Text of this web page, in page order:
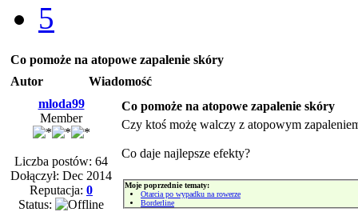
5
Co pomoże na atopowe zapalenie skóry
Autor
Wiadomość
mloda99
Member
Liczba postów: 64
Dołączył: Dec 2014
Reputacja: 0
Status:
Co pomoże na atopowe zapalenie skóry
Czy ktoś możę walczy z atopowym
Co daje najlepsze efekty?
Moje poprzednie tematy:
Otarcia po wypadku na rowerze
Borderline